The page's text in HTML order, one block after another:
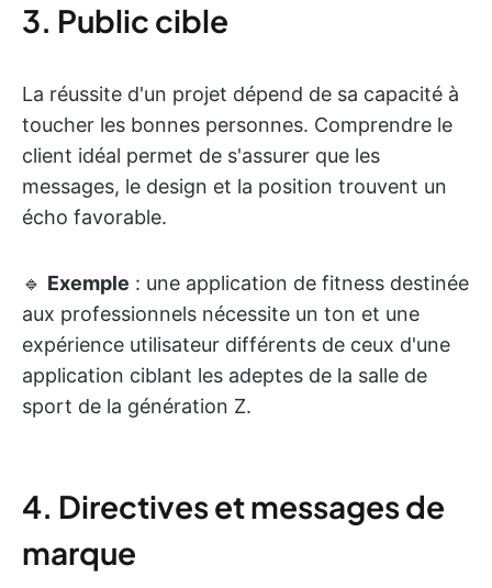
3. Public cible
La réussite d'un projet dépend de sa capacité à
toucher les bonnes personnes. Comprendre le
client idéal permet de s'assurer que les
messages, le design et la position trouvent un
écho favorable.
🔹 Exemple : une application de fitness destinée
aux professionnels nécessite un ton et une
expérience utilisateur différents de ceux d'une
application ciblant les adeptes de la salle de
sport de la génération Z.
4. Directives et messages de
marque